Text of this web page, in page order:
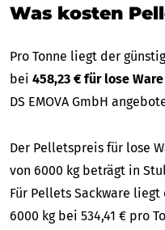
Was kosten
Pro Tonne liegt der
bei 458,23 € für lose Ware
DS EMOVA GmbH
Der Pelletspreis für lose
von 6000 kg beträgt in
Für Pellets Sackware
6000 kg bei 534,41 € pro